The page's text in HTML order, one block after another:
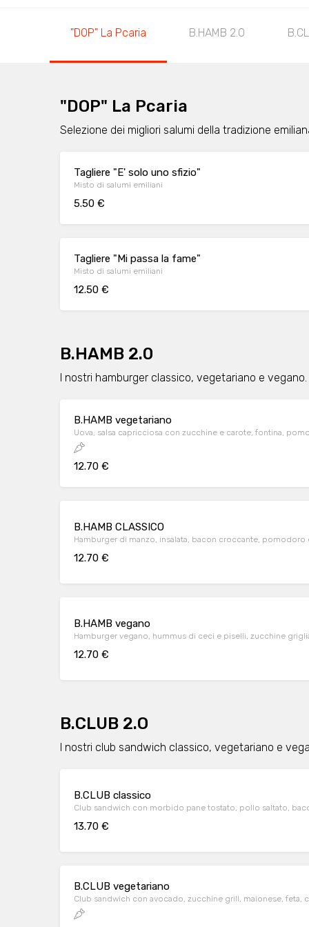
"DOP" La Pcaria B.HAMB 2.0
"DOP" La Pcaria
Selezione dei migliori salumi della tradizione
Tagliere "E' solo uno sfizio"
Misto di salumi emiliani
5.50 €
Tagliere "Mi passa la fame"
Misto di salumi emiliani
12.50 €
B.HAMB 2.0
I nostri hamburger classico, vegetariano e
B.HAMB vegetariano
Uova, salsa capricciosa con zucchine e carote, fontina,
12.70 €
B.HAMB CLASSICO
Hamburger di manzo, insalata, bacon croccante, pomodoro
12.70 €
B.HAMB vegano
Hamburger vegano, hummus di ceci e piselli, zucchine
12.70 €
B.CLUB 2.O
I nostri club sandwich classico, vegetariano e
B.CLUB classico
Club sandwich con morbido pane tostato, pollo saltato,
13.70 €
B.CLUB vegetariano
Club sandwich con avocado,